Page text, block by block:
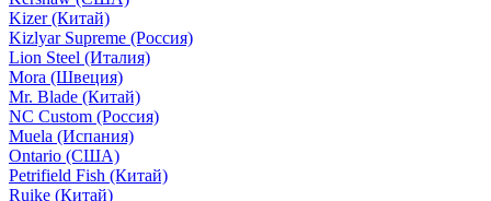
Kizer (Китай)
Kizlyar Supreme (Россия)
Lion Steel (Италия)
Mora (Швеция)
Mr. Blade (Китай)
NC Custom (Россия)
Muela (Испания)
Ontario (США)
Petrifield Fish (Китай)
Ruike (Китай)